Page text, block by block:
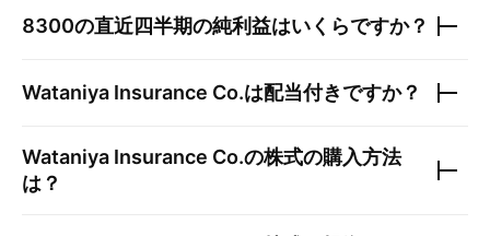
8300の直近四半期の純利益はいくらですか？
Wataniya Insurance Co.は配当付きですか？
Wataniya Insurance Co.の株式の購入方法
は？